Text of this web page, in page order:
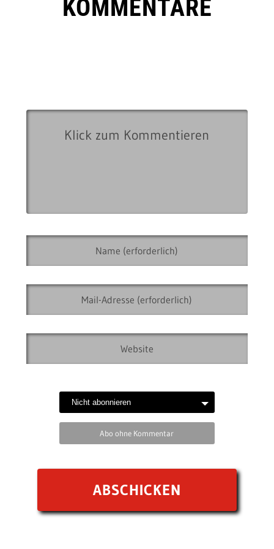
KOMMENTARE
Abo ohne Kommentar